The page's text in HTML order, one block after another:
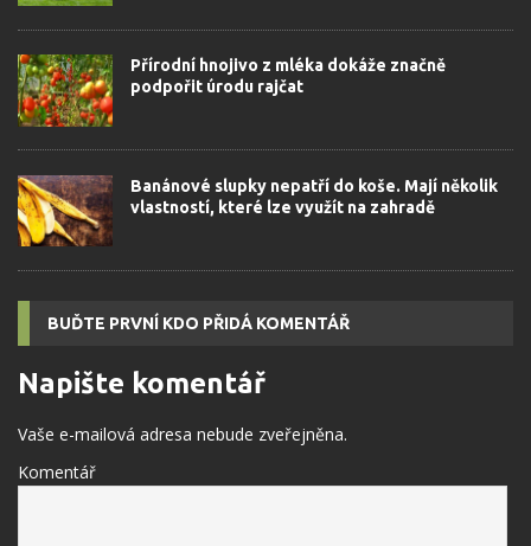
Přírodní hnojivo z mléka dokáže značně
podpořit úrodu rajčat
Banánové slupky nepatří do koše. Mají několik
vlastností, které lze využít na zahradě
BUĎTE PRVNÍ KDO PŘIDÁ KOMENTÁŘ
Napište komentář
Vaše e-mailová adresa nebude zveřejněna.
Komentář